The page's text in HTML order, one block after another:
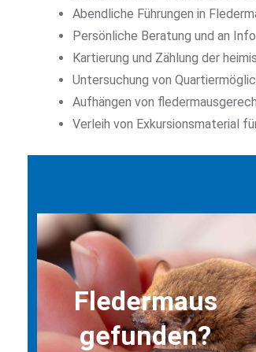
Abendliche Führungen in
Persönliche Beratung und an
Kartierung und Zählung der
Untersuchung von
Aufhängen von
Verleih von Exkursionsmaterial
Fledermaus
gefunden?